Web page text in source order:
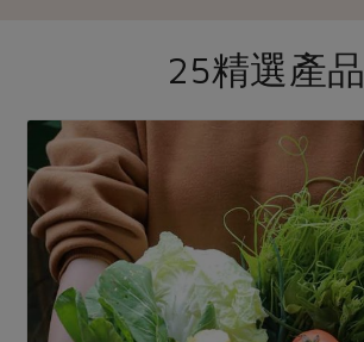
25精選產品